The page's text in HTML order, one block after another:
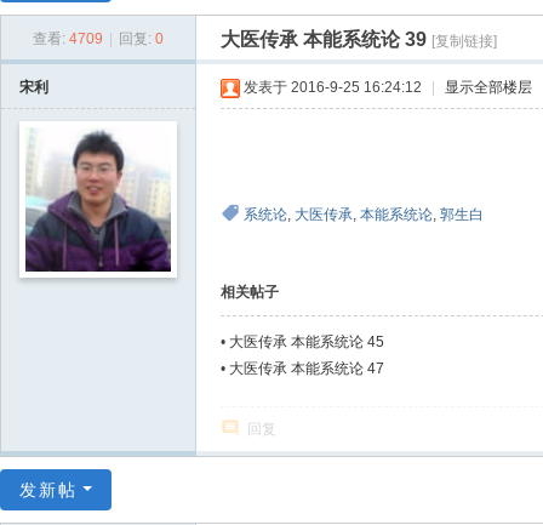
帝
查看: 4709 回复: 0 大医传承 本能系统论 39 [复制链接]
宋利 发表于 2016-9-25 16:24:12 显示全部楼层
系统论, 大医传承, 本能系统论, 郭生白
相关帖子
• 大医传承 本能系统论 45
• 大医传承 本能系统论 47
回复
发新帖